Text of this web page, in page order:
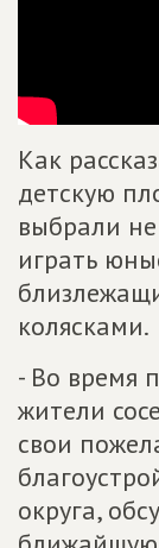
Как
детскую
выбрали
играть
колясками.
- Во время
жители
свои
округа,